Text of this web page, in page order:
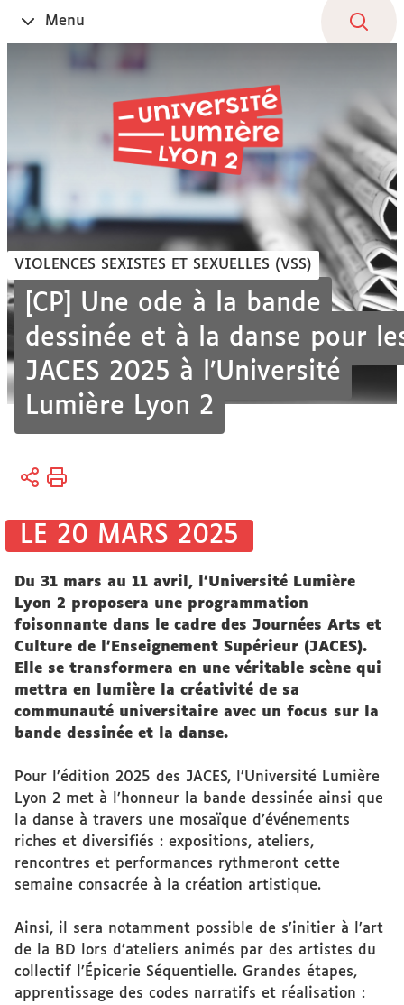
Ouvrir
le
Menu
VIOLENCES SEXISTES ET SEXUELLES (VSS)
[CP] Une ode à la bande
dessinée et à la danse pour
JACES 2025 à l’Université
Lumière Lyon 2
Vous
Accueil
Presse
Médias
LE 20 MARS 2025
Du 31 mars au 11 avril, l’Université Lumière
Lyon 2 proposera une programmation
foisonnante dans le cadre des Journées Arts et
Culture de l’Enseignement Supérieur (JACES).
Elle se transformera en une véritable scène qui
mettra en lumière la créativité de sa
communauté universitaire avec un focus sur la
bande dessinée et la danse.
Pour l’édition 2025 des JACES, l’Université Lumière
Lyon 2 met à l’honneur la bande dessinée ainsi que
la danse à travers une mosaïque d’événements
riches et diversifiés : expositions, ateliers,
rencontres et performances rythmeront cette
semaine consacrée à la création artistique.
Ainsi, il sera notamment possible de s’initier à l’art
de la BD lors d’ateliers animés par des artistes du
collectif l’Épicerie Séquentielle. Grandes étapes,
apprentissage des codes narratifs et réalisation :